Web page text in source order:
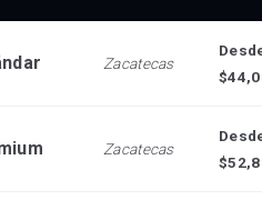
Zacatecas
Zacatecas